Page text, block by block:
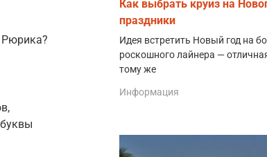
Рюрика?
Как выбрать круиз на
праздники
Идея встретить Новый год на
роскошного лайнера —
тому же
Информация